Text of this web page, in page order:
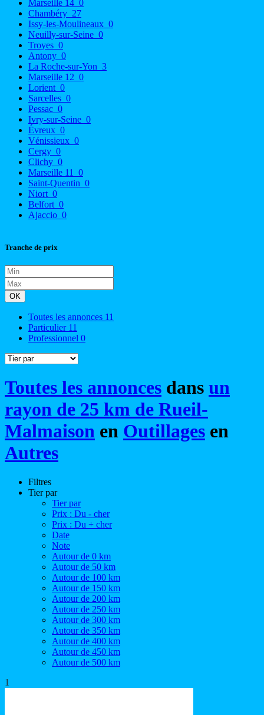
Marseille 14 0
Chambéry 27
Issy-les-Moulineaux 0
Neuilly-sur-Seine 0
Troyes 0
Antony 0
La Roche-sur-Yon 3
Marseille 12 0
Lorient 0
Sarcelles 0
Pessac 0
Ivry-sur-Seine 0
Évreux 0
Vénissieux 0
Cergy 0
Clichy 0
Marseille 11
0
Saint-Quentin 0
Niort 0
Belfort 0
Ajaccio 0
Tranche de prix
OK
Toutes les annonces 11
Particulier 11
Professionnel 0
Toutes les annonces dans un
rayon de 25 km de Rueil-
Malmaison en Outillages en
Autres
Filtres
Tier par
Tier par
Prix : Du - cher
Prix : Du + cher
Date
Note
Autour de 0 km
Autour de 50 km
Autour de 100 km
Autour de 150 km
Autour de 200 km
Autour de 250 km
Autour de 300 km
Autour de 350 km
Autour de 400 km
Autour de 450 km
Autour de 500 km
1